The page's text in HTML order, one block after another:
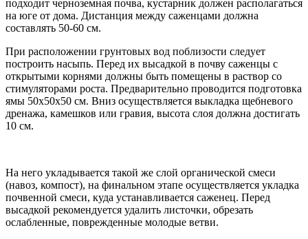
подходит черноземная почва, кустарник должен располагаться
на юге от дома. Дистанция между саженцами должна
составлять 50-60 см.
При расположении грунтовых вод поблизости следует
построить насыпь. Перед их высадкой в почву саженцы с
открытыми корнями должны быть помещены в раствор со
стимуляторами роста. Предварительно проводится подготовка
ямы 50х50х50 см. Вниз осуществляется выкладка щебневого
дренажа, камешков или гравия, высота слоя должна достигать
10 см.
На него укладывается такой же слой органической смеси
(навоз, компост), на финальном этапе осуществляется укладка
почвенной смеси, куда устанавливается саженец. Перед
высадкой рекомендуется удалить листочки, обрезать
ослабленные, поврежденные молодые ветви.